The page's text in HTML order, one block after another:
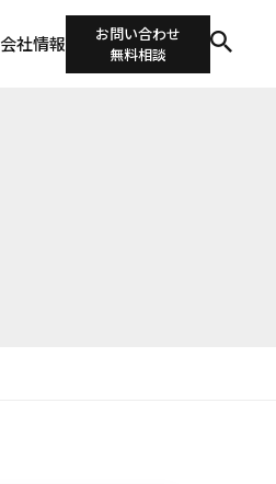
会社情報
お問い合わせ
無料相談